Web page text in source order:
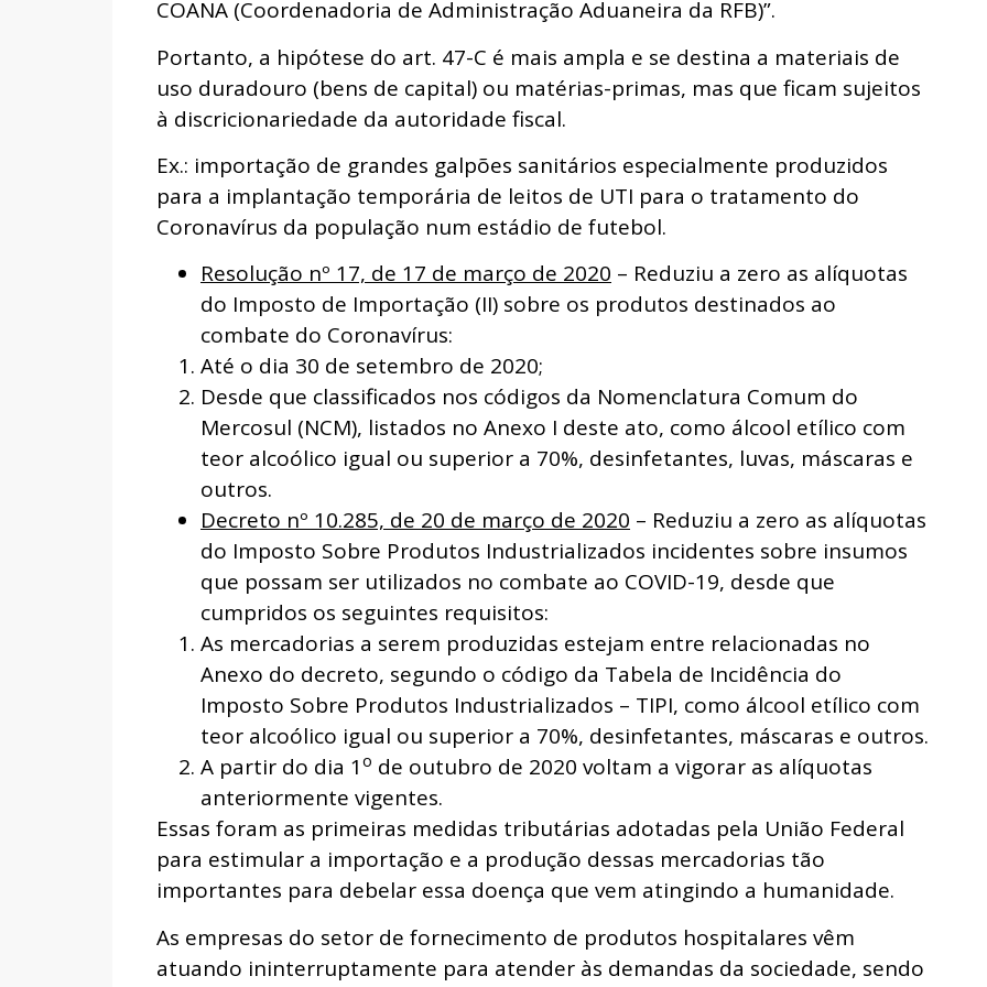
COANA (Coordenadoria de Administração Aduaneira da RFB)”.
Portanto, a hipótese do art. 47-C é mais ampla e se destina a materiais de
uso duradouro (bens de capital) ou matérias-primas, mas que ficam sujeitos
à discricionariedade da autoridade fiscal.
Ex.: importação de grandes galpões sanitários especialmente produzidos
para a implantação temporária de leitos de UTI para o tratamento do
Coronavírus da população num estádio de futebol.
Resolução nº 17, de 17 de março de 2020 – Reduziu a zero as alíquotas
do Imposto de Importação (II) sobre os produtos destinados ao
combate do Coronavírus:
Até o dia 30 de setembro de 2020;
Desde que classificados nos códigos da Nomenclatura Comum do
Mercosul (NCM), listados no Anexo I deste ato, como álcool etílico com
teor alcoólico igual ou superior a 70%, desinfetantes, luvas, máscaras e
outros.
Decreto nº 10.285, de 20 de março de 2020 – Reduziu a zero as alíquotas
do Imposto Sobre Produtos Industrializados incidentes sobre insumos
que possam ser utilizados no combate ao COVID-19, desde que
cumpridos os seguintes requisitos:
As mercadorias a serem produzidas estejam entre relacionadas no
Anexo do decreto, segundo o código da Tabela de Incidência do
Imposto Sobre Produtos Industrializados – TIPI, como álcool etílico com
teor alcoólico igual ou superior a 70%, desinfetantes, máscaras e outros.
A partir do dia 1 o de outubro de 2020 voltam a vigorar as alíquotas
anteriormente vigentes.
Essas foram as primeiras medidas tributárias adotadas pela União Federal
para estimular a importação e a produção dessas mercadorias tão
importantes para debelar essa doença que vem atingindo a humanidade.
As empresas do setor de fornecimento de produtos hospitalares vêm
atuando ininterruptamente para atender às demandas da sociedade, sendo